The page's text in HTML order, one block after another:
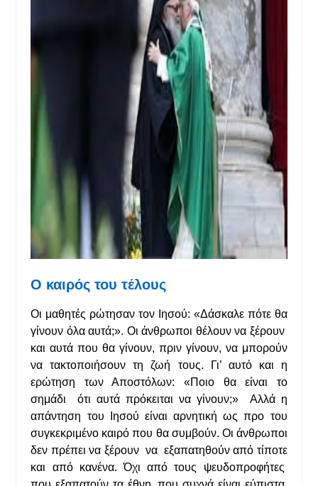
Ο καιρός του τέλους
Οι μαθητές ρώτησαν τον Ιησού: «Δάσκαλε πότε θα
γίνουν όλα αυτά;». Οι άνθρωποι θέλουν να ξέρουν
και αυτά που θα γίνουν, πριν γίνουν, να μπορούν
να τακτοποιήσουν τη ζωή τους. Γι’ αυτό και η
ερώτηση των Αποστόλων: «Ποιο θα είναι το
σημάδι ότι αυτά πρόκειται να γίνουν;» Αλλά η
απάντηση του Ιησού είναι αρνητική ως προ του
συγκεκριμένο καιρό που θα συμβούν. Οι άνθρωποι
δεν πρέπει να ξέρουν να εξαπατηθούν από τίποτε
και από κανένα. Όχι από τους ψευδοπροφήτες